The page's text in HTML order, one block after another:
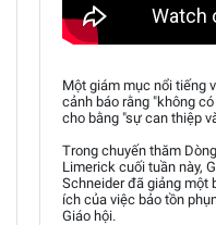
Một giám mục nổi tiếng
cảnh báo rằng "không
cho bằng "sự can thiệp
Trong chuyến thăm
Limerick cuối tuần này,
Schneider đã giảng một
ích của việc bảo tồn
Giáo hội.